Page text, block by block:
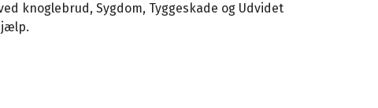
knoglebrud, Sygdom, Tyggeskade og Udvidet